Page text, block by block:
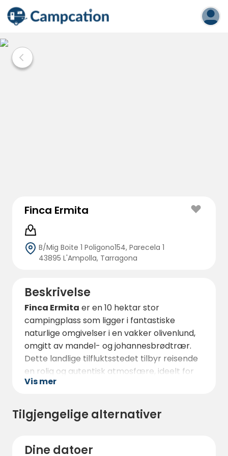
Finca Ermita
B/Mig Boite 1 Poligono154, Parecela 1
43895 L'Ampolla, Tarragona
Beskrivelse
Finca Ermita er en 10 hektar stor
campingplass som ligger i fantastiske
naturlige omgivelser i en vakker olivenlund,
omgitt av mandel- og johannesbrødtrær.
Dette landlige tilfluktsstedet tilbyr reisende
en rolig og autentisk atmosfære, ideelt for
de som ønsker å koble av og nyte naturen
Campingplassen er spesielt designet for
spektakulær utsikt over Ebro-deltaet, et
Vis mer
Tilgjengelige alternativer
Dine datoer